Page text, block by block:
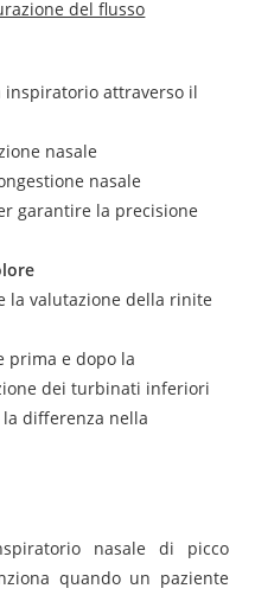
del flusso
inspiratorio attraverso il
nasale
nasale
garantire la precisione
la valutazione della rinite
prima e dopo la
dei turbinati inferiori
differenza nella
nasale di picco
quando un paziente